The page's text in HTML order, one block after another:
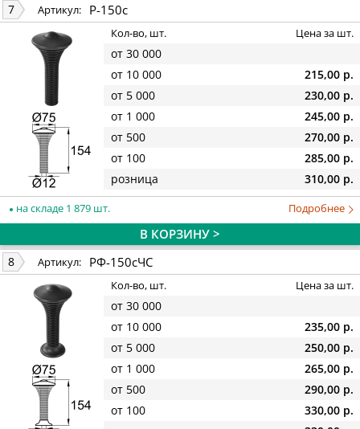
7 Артикул: Р-150с
Кол-во, шт. Цена за шт.
от 30 000
от 10 000
215,00 р.
от 5 000
230,00 р.
от 1 000
245,00 р.
от 500
270,00 р.
от 100
285,00 р.
розница
310,00 р.
на складе 1 879 шт. Подробнее
В КОРЗИНУ >
8 Артикул: РФ-150сЧС
Кол-во, шт. Цена за шт.
от 30 000
от 10 000
235,00 р.
от 5 000
250,00 р.
от 1 000
265,00 р.
от 500
290,00 р.
от 100
330,00 р.